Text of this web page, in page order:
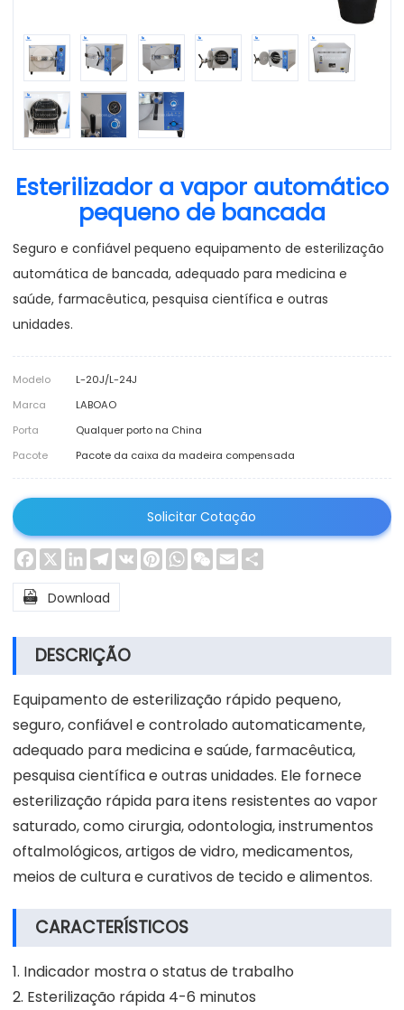
Esterilizador a vapor automático
pequeno de bancada
Seguro e confiável pequeno equipamento de esterilização
automática de bancada, adequado para medicina e
saúde, farmacêutica, pesquisa científica e outras
unidades.
Modelo
L-20J/L-24J
Marca
LABOAO
Porta
Qualquer porto na China
Pacote
Pacote da caixa da madeira compensada
Solicitar Cotação
Facebook
X LinkedInTelegram
VK PinterestWhatsApp
WeChat
Email
 Download
DESCRIÇÃO
Equipamento de esterilização rápido pequeno,
seguro, confiável e controlado automaticamente,
adequado para medicina e saúde, farmacêutica,
pesquisa científica e outras unidades. Ele fornece
esterilização rápida para itens resistentes ao vapor
saturado, como cirurgia, odontologia, instrumentos
oftalmológicos, artigos de vidro, medicamentos,
meios de cultura e curativos de tecido e alimentos.
CARACTERÍSTICOS
1. Indicador mostra o status de trabalho
2. Esterilização rápida 4-6 minutos